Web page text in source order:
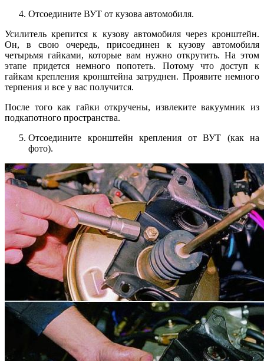
Отсоедините ВУТ от кузова автомобиля.
Усилитель крепится к кузову автомобиля через кронштейн.
Он, в свою очередь, присоединен к кузову автомобиля
четырьмя гайками, которые вам нужно открутить. На этом
этапе придется немного попотеть. Потому что доступ к
гайкам крепления кронштейна затруднен. Проявите немного
терпения и все у вас получится.
После того как гайки откручены, извлеките вакуумник из
подкапотного пространства.
Отсоедините кронштейн крепления от ВУТ (как на
фото).